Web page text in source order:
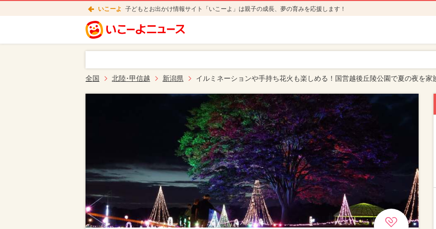
いこーよ 子どもとお出かけ情報サイト「いこーよ」は親子の成長、夢の育みを応援します！
全国 北陸･甲信越 新潟県 イルミネーションや手持ち花火も楽しめる！国営越後丘陵公園で夏の夜を家